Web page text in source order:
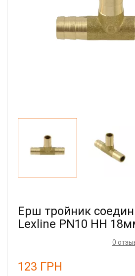
Ерш тройник
Lexline PN10 НН
0
123 ГРН